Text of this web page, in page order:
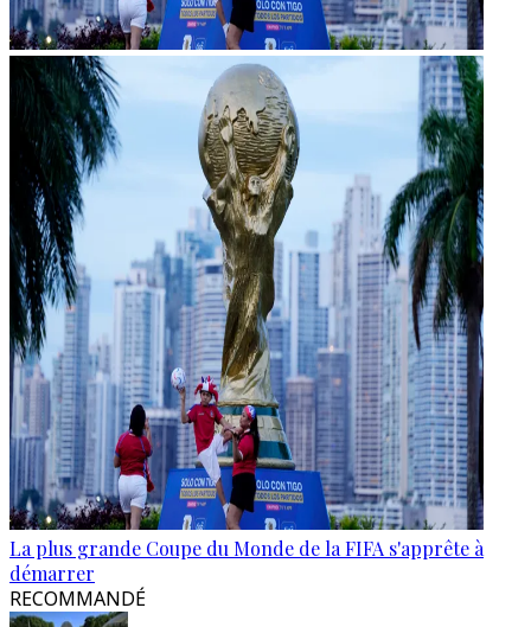
La plus grande Coupe du Monde de la FIFA s'apprête à
démarrer
RECOMMANDÉ